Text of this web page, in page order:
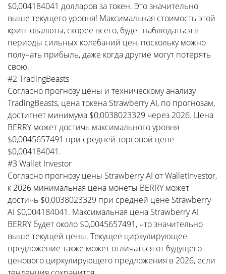
$0,004184041 долларов за токен. Это значительно
выше текущего уровня! Максимальная стоимость этой
криптовалюты, скорее всего, будет наблюдаться в
периоды сильных колебаний цен, поскольку можно
получать прибыль, даже когда другие могут потерять
свою.
#2 TradingBeasts
Согласно прогнозу цены и техническому анализу
TradingBeasts, цена токена Strawberry AI, по прогнозам,
достигнет минимума $0,0038023329 через 2026. Цена
BERRY может достичь максимального уровня
$0,0045657491 при средней торговой цене
$0,004184041.
#3 Wallet Investor
Согласно прогнозу цены Strawberry AI от WalletInvestor,
к 2026 минимальная цена монеты BERRY может
достичь $0,0038023329 при средней цене Strawberry
AI $0,004184041. Максимальная цена Strawberry AI
BERRY будет около $0,0045657491, что значительно
выше текущей цены. Текущее циркулирующее
предложение также может отличаться от будущего
ценового циркулирующего предложения в 2026, если